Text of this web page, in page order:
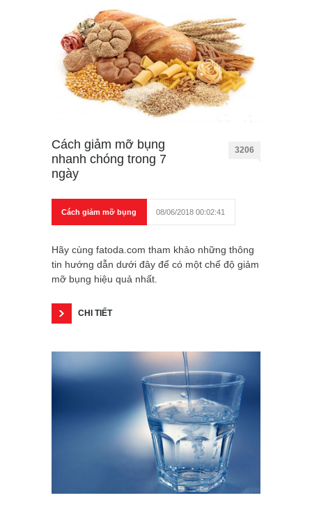
Cách giảm mỡ bụng
nhanh chóng trong 7
ngày
3206
Cách giảm mỡ bụng 08/06/2018 00:02:41
Hãy cùng fatoda.com tham khảo những thông
tin hướng dẫn dưới đây để có một chế độ giảm
mỡ bụng hiệu quả nhất.
CHI TIẾT